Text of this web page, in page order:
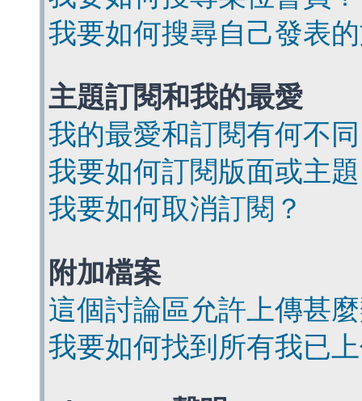
我要如何搜尋自己發表
主題訂閱和我的最愛
我的最愛和訂閱有何不
我要如何訂閱版面或主
我要如何取消訂閱？
附加檔案
這個討論區允許上傳甚
我要如何找到所有我已